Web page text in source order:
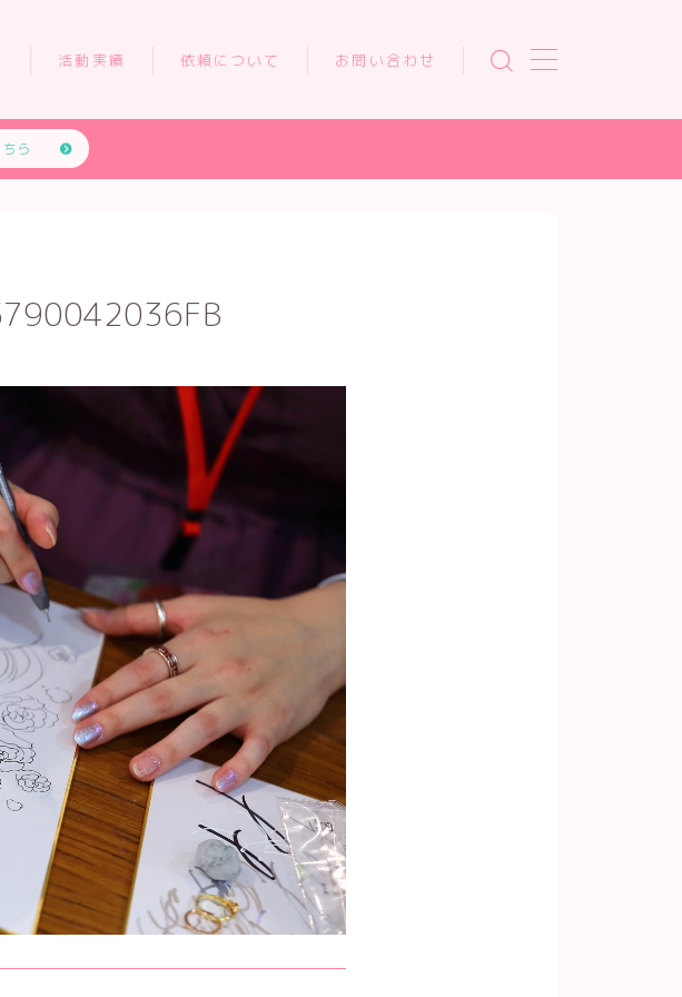
活動実績 依頼について お問い合わせ
ら